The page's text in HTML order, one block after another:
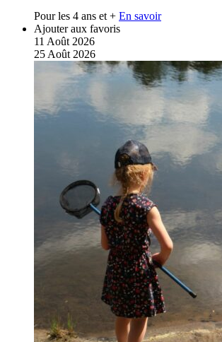
Pour les 4 ans et + En savoir
Ajouter aux favoris
11 Août 2026
25 Août 2026